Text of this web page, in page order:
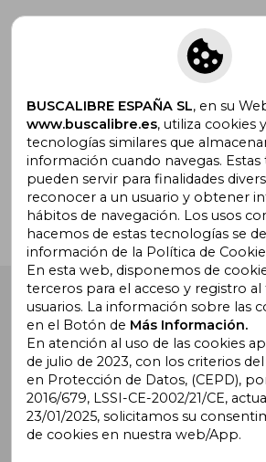
Suscríbete para recibir
promociones
¿Necesitas ayuda?
Ir a Centro de Soporte
Buscalibre España . Calle Energía, 65, Nave
Cornellà de Llobregat, Barcelona.
Buscalibre Argentina| Buscalibre Chile
BUSCALIBRE ESPAÑA SL, en su
www.buscalibre.es, utiliza cookies
tecnologías similares que
información cuando navegas.
pueden servir para finalidades
reconocer a un usuario y obtener
hábitos de navegación. Los usos
hacemos de estas tecnologías se
información de la Política de
En esta web, disponemos de
terceros para el acceso y registro
usuarios. La información sobre las
en el Botón de Más Información.
En atención al uso de las cookies
de julio de 2023, con los criterios
en Protección de Datos, (CEPD),
2016/679, LSSI-CE-2002/21/CE,
23/01/2025, solicitamos su
de cookies en nuestra web/App.